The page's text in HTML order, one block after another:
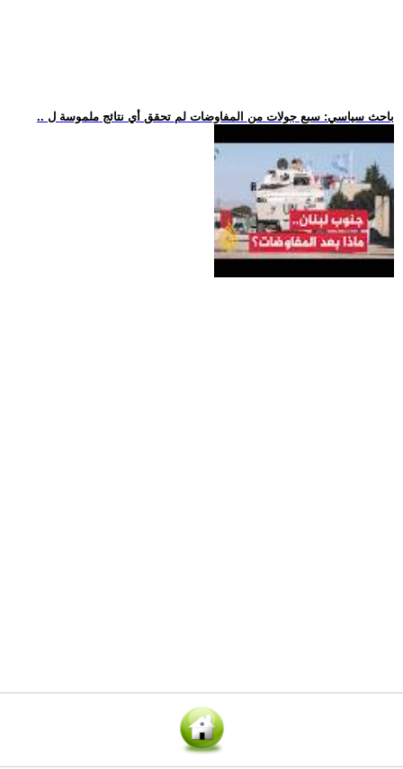
.. باحث سياسي: سبع جولات من المفاوضات لم تحقق أي نتائج ملموسة ل